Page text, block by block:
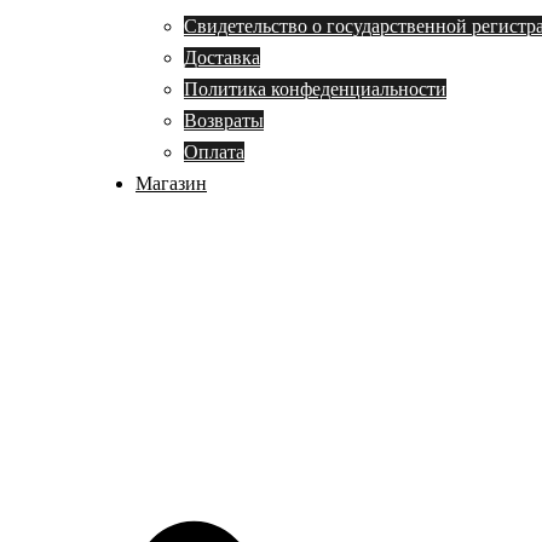
Свидетельство о государственной
Доставка
Политика конфеденциальности
Возвраты
Оплата
Магазин